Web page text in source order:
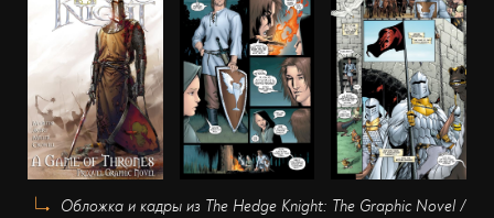
Обложка и кадры из The Hedge Knight: The Graphic Novel /